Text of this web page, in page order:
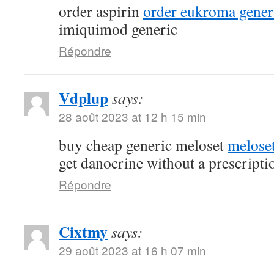
order aspirinorder eukroma
imiquimod generic
Répondre
Vdplupsays:
28 août 2023 at 12 h 15 min
buy cheap generic meloset
get danocrine without a
Répondre
Cixtmysays:
29 août 2023 at 16 h 07 min